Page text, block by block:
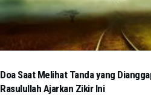
Doa Saat Melihat Tanda yang
Rasulullah Ajarkan Zikir Ini